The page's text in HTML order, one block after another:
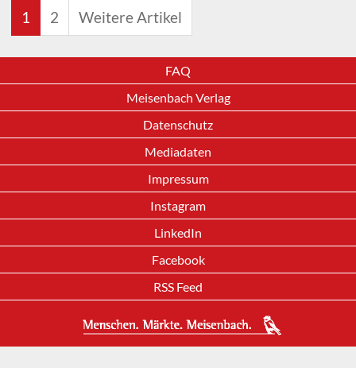
1 2 Weitere Artikel
FAQ
Meisenbach Verlag
Datenschutz
Mediadaten
Impressum
Instagram
LinkedIn
Facebook
RSS Feed